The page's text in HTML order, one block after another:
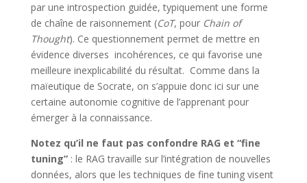
par une introspection guidée, typiquement une forme
de chaîne de raisonnement (CoT, pour Chain of
Thought). Ce questionnement permet de mettre en
évidence diverses incohérences, ce qui favorise une
meilleure inexplicabilité du résultat. Comme dans la
maïeutique de Socrate, on s’appuie donc ici sur une
certaine autonomie cognitive de l’apprenant pour
émerger à la connaissance.
Notez qu’il ne faut pas confondre RAG et “fine
tuning”: le RAG travaille sur l’intégration de nouvelles
données, alors que les techniques de fine tuning visent